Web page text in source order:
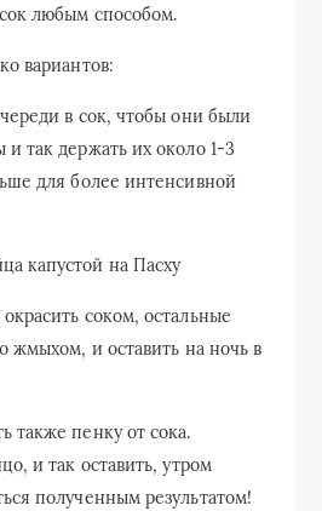
любым способом.
вариантов:
в сок, чтобы они были
так держать их около 1-3
для более интенсивной
соком, остальные
жмыхом, и оставить на ночь в
также пенку от сока.
и так оставить, утром
полученным результатом!